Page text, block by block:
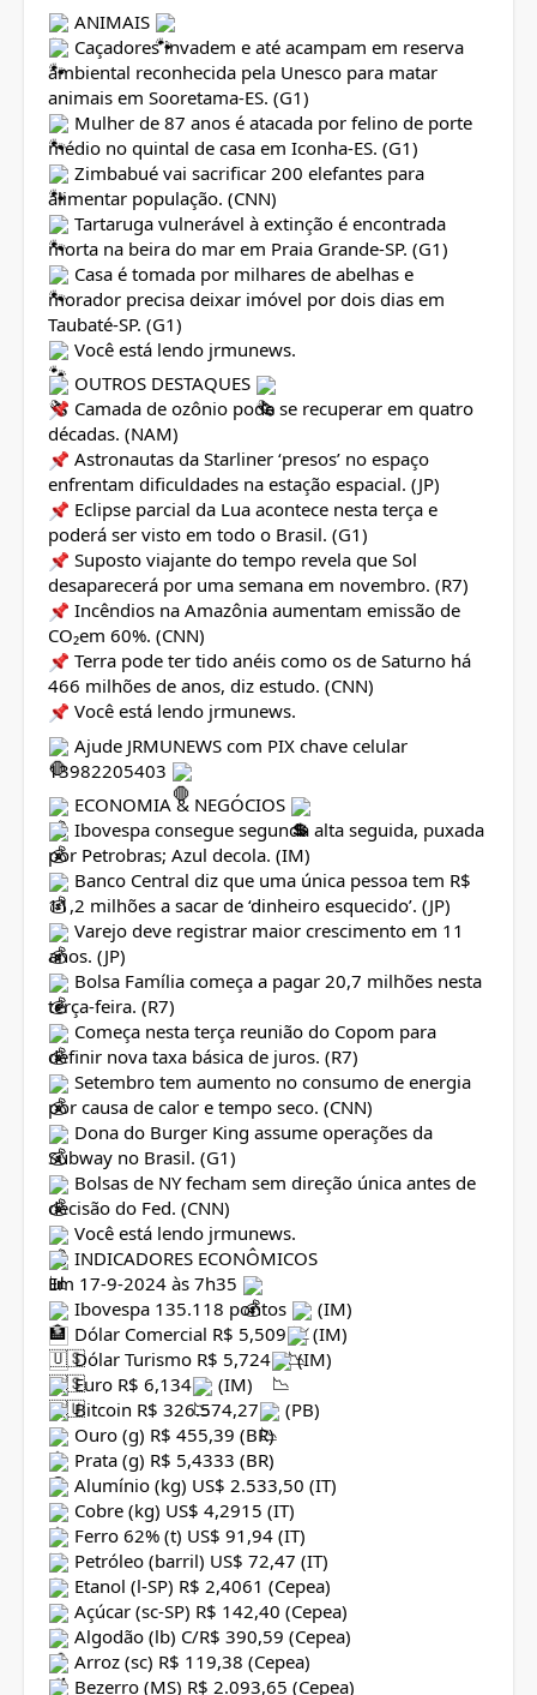
ANIMAIS
Caçadores invadem e até acampam em reserva
ambiental reconhecida pela Unesco para matar
animais em Sooretama-ES. (G1)
Mulher de 87 anos é atacada por felino de porte
médio no quintal de casa em Iconha-ES. (G1)
Zimbabué vai sacrificar 200 elefantes para
alimentar população. (CNN)
Tartaruga vulnerável à extinção é encontrada
morta na beira do mar em Praia Grande-SP. (G1)
Casa é tomada por milhares de abelhas e
morador precisa deixar imóvel por dois dias em
Taubaté-SP. (G1)
Você está lendo jrmunews.
OUTROS DESTAQUES
Camada de ozônio pode se recuperar em quatro
décadas. (NAM)
Astronautas da Starliner ‘presos’ no espaço
enfrentam dificuldades na estação espacial. (JP)
Eclipse parcial da Lua acontece nesta terça e
poderá ser visto em todo o Brasil. (G1)
Suposto viajante do tempo revela que Sol
desaparecerá por uma semana em novembro. (R7)
Incêndios na Amazônia aumentam emissão de
CO₂em 60%. (CNN)
Terra pode ter tido anéis como os de Saturno há
466 milhões de anos, diz estudo. (CNN)
Você está lendo jrmunews.
Ajude JRMUNEWS com PIX chave celular
13982205403
ECONOMIA & NEGÓCIOS
Ibovespa consegue segunda alta seguida, puxada
por Petrobras; Azul decola. (IM)
Banco Central diz que uma única pessoa tem R$
11,2 milhões a sacar de ‘dinheiro esquecido’. (JP)
Varejo deve registrar maior crescimento em 11
anos. (JP)
Bolsa Família começa a pagar 20,7 milhões nesta
terça-feira. (R7)
Começa nesta terça reunião do Copom para
definir nova taxa básica de juros. (R7)
Setembro tem aumento no consumo de energia
por causa de calor e tempo seco. (CNN)
Dona do Burger King assume operações da
Subway no Brasil. (G1)
Bolsas de NY fecham sem direção única antes de
decisão do Fed. (CNN)
Você está lendo jrmunews.
INDICADORES ECONÔMICOS
Em 17-9-2024 às 7h35
Ibovespa 135.118 pontos
(IM)
Dólar Comercial R$ 5,509
(IM)
Dólar Turismo R$ 5,724
(IM)
Euro R$ 6,134
(IM)
Bitcoin R$ 326.574,27
(PB)
Ouro (g) R$ 455,39 (BR)
Prata (g) R$ 5,4333 (BR)
Alumínio (kg) US$ 2.533,50 (IT)
Cobre (kg) US$ 4,2915 (IT)
Ferro 62% (t) US$ 91,94 (IT)
Petróleo (barril) US$ 72,47 (IT)
Etanol (l-SP) R$ 2,4061 (Cepea)
Açúcar (sc-SP) R$ 142,40 (Cepea)
Algodão (lb) C/R$ 390,59 (Cepea)
Arroz (sc) R$ 119,38 (Cepea)
Bezerro (MS) R$ 2.093,65 (Cepea)